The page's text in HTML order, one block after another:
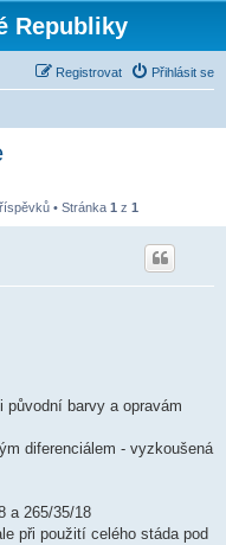
Republiky
Přihlásit se
Registrovat
• Stránka 1 z 1
barvy a opravám
diferenciálem - vyzkoušená
a 265/35/18
při použití celého stáda pod